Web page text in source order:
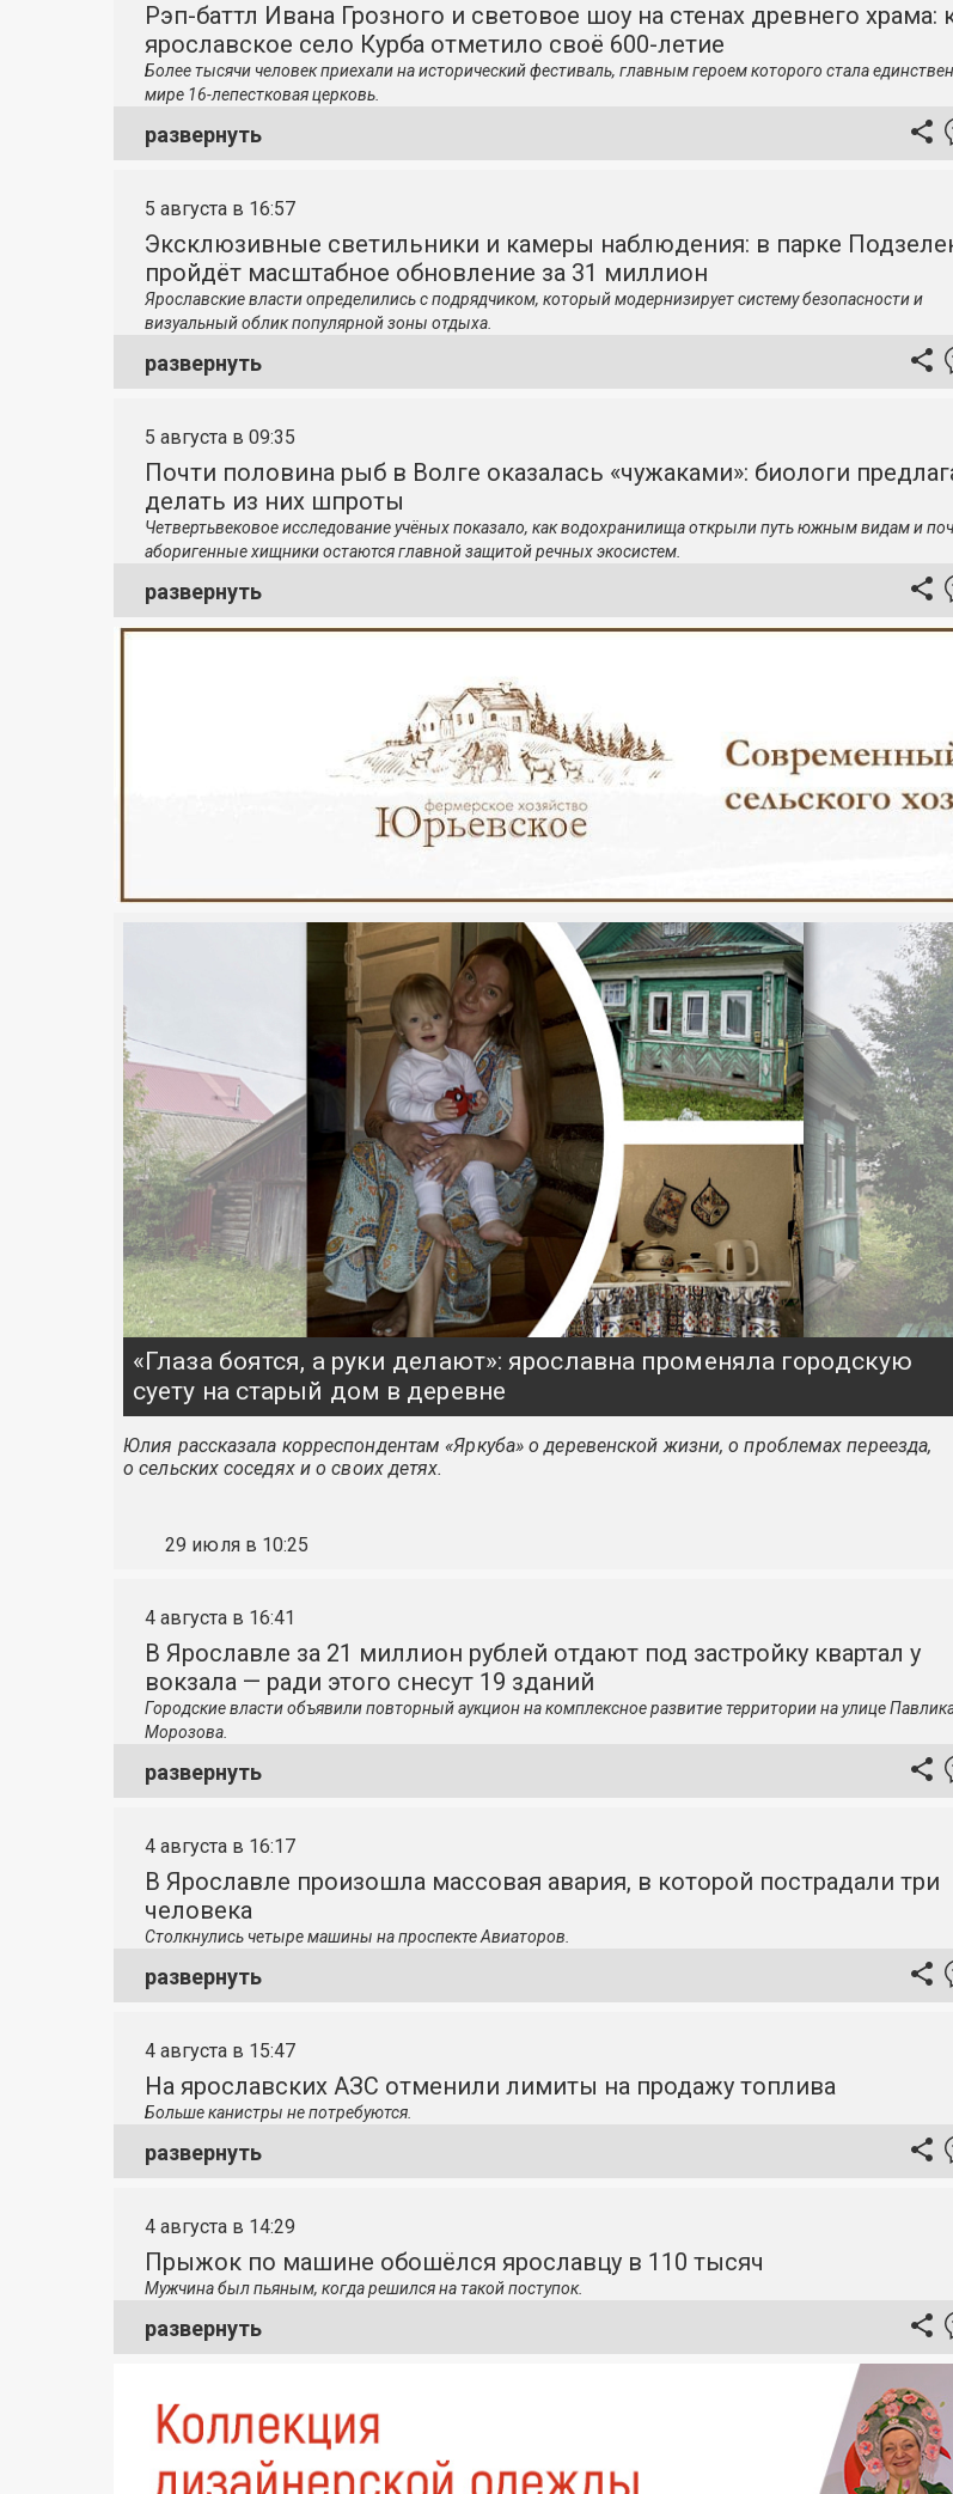
Рэп-баттл Ивана Грозного и световое шоу на стенах древнего храма:
ярославское село Курба отметило своё 600-летие
Более тысячи человек приехали на исторический фестиваль, главным героем которого стала
мире 16-лепестковая церковь.
развернуть
5 августа в 16:57
Эксклюзивные светильники и камеры наблюдения: в парке
пройдёт масштабное обновление за 31 миллион
Ярославские власти определились с подрядчиком, который модернизирует систему безопасности и
визуальный облик популярной зоны отдыха.
развернуть
5 августа в 09:35
Почти половина рыб в Волге оказалась «чужаками»: биологи
делать из них шпроты
Четвертьвековое исследование учёных показало, как водохранилища открыли путь южным видам и
аборигенные хищники остаются главной защитой речных экосистем.
развернуть
«Глаза боятся, а руки делают»: ярославна променяла городскую
суету на старый дом в деревне
Юлия рассказала корреспондентам «Яркуба» о деревенской жизни, о проблемах переезда,
о сельских соседях и о своих детях.
29 июля в 10:25
4 августа в 16:41
В Ярославле за 21 миллион рублей отдают под застройку квартал у
вокзала — ради этого снесут 19 зданий
Городские власти объявили повторный аукцион на комплексное развитие территории на улице
Морозова.
развернуть
4 августа в 16:17
В Ярославле произошла массовая авария, в которой пострадали три
человека
Столкнулись четыре машины на проспекте Авиаторов.
развернуть
4 августа в 15:47
На ярославских АЗС отменили лимиты на продажу топлива
Больше канистры не потребуются.
развернуть
4 августа в 14:29
Прыжок по машине обошёлся ярославцу в 110 тысяч
Мужчина был пьяным, когда решился на такой поступок.
развернуть